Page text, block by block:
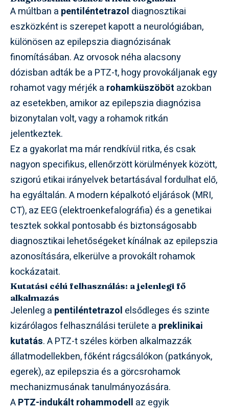
A múltban a pentiléntetrazol diagnosztikai
eszközként is szerepet kapott a neurológiában,
különösen az epilepszia diagnózisának
finomításában. Az orvosok néha alacsony
dózisban adták be a PTZ-t, hogy provokáljanak egy
rohamot vagy mérjék a rohamküszöböt azokban
az esetekben, amikor az epilepszia diagnózisa
bizonytalan volt, vagy a rohamok ritkán
jelentkeztek.
Ez a gyakorlat ma már rendkívül ritka, és csak
nagyon specifikus, ellenőrzött körülmények között,
szigorú etikai irányelvek betartásával fordulhat elő,
ha egyáltalán. A modern képalkotó eljárások (MRI,
CT), az EEG (elektroenkefalográfia) és a genetikai
tesztek sokkal pontosabb és biztonságosabb
diagnosztikai lehetőségeket kínálnak az epilepszia
azonosítására, elkerülve a provokált rohamok
kockázatait.
Kutatási célú felhasználás: a jelenlegi fő
alkalmazás
Jelenleg a pentiléntetrazol elsődleges és szinte
kizárólagos felhasználási területe a preklinikai
kutatás. A PTZ-t széles körben alkalmazzák
állatmodellekben, főként rágcsálókon (patkányok,
egerek), az epilepszia és a görcsrohamok
mechanizmusának tanulmányozására.
APTZ-indukált rohammodell az egyik